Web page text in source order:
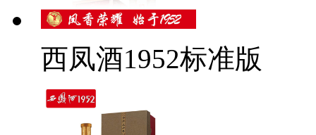
西凤酒1952标准版